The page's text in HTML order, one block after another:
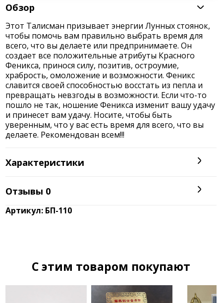
Обзор
Этот Талисман призывает энергии Лунных стоянок,
чтобы помочь вам правильно выбрать время для
всего, что вы делаете или предпринимаете. Он
создает все положительные атрибуты Красного
Феникса, принося силу, позитив, остроумие,
храбрость, омоложение и возможности. Феникс
славится своей способностью восстать из пепла и
превращать невзгоды в возможности. Если что-то
пошло не так, ношение Феникса изменит вашу удачу
и принесет вам удачу. Носите, чтобы быть
уверенным, что у вас есть время для всего, что вы
делаете. Рекомендован всем!!!
Характеристики
Отзывы 0
Артикул: БП-110
C этим товаром покупают